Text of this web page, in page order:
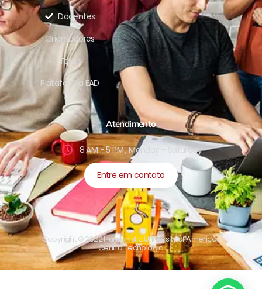
Docentes
Orientadores
Teses
Plataforma EAD
Atendimento
8 AM - 5 PM , Monday - Saturday
Entre em contato
Copyright © 2022 Humanistic University of Americas
Centro Tecnologia